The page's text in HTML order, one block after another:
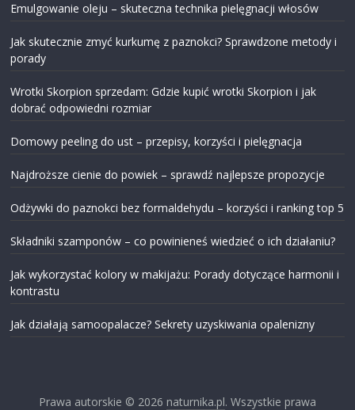
Emulgowanie oleju – skuteczna technika pielęgnacji włosów
Jak skutecznie zmyć kurkumę z paznokci? Sprawdzone metody i
porady
Wrotki Skorpion sprzedam: Gdzie kupić wrotki Skorpion i jak
dobrać odpowiedni rozmiar
Domowy peeling do ust – przepisy, korzyści i pielęgnacja
Najdroższe cienie do powiek – sprawdź najlepsze propozycje
Odżywki do paznokci bez formaldehydu – korzyści i ranking top 5
Składniki szamponów – co powinieneś wiedzieć o ich działaniu?
Jak wykorzystać kolory w makijażu: Porady dotyczące harmonii i
kontrastu
Jak działają samoopalacze? Sekrety uzyskiwania opalenizny
Prawa autorskie © 2026 naturnika.pl. Wszystkie prawa